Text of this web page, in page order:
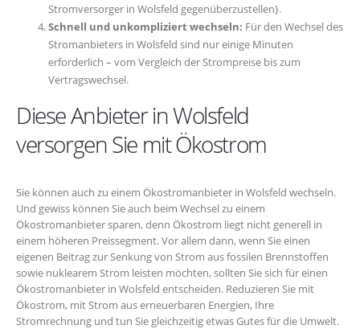
Stromversorger in Wolsfeld gegenüberzustellen}.
Schnell und unkompliziert wechseln: Für den Wechsel des
Stromanbieters in Wolsfeld sind nur einige Minuten
erforderlich – vom Vergleich der Strompreise bis zum
Vertragswechsel.
Diese Anbieter in Wolsfeld
versorgen Sie mit Ökostrom
Sie können auch zu einem Ökostromanbieter in Wolsfeld wechseln.
Und gewiss können Sie auch beim Wechsel zu einem
Ökostromanbieter sparen, denn Ökostrom liegt nicht generell in
einem höheren Preissegment. Vor allem dann, wenn Sie einen
eigenen Beitrag zur Senkung von Strom aus fossilen Brennstoffen
sowie nuklearem Strom leisten möchten, sollten Sie sich für einen
Ökostromanbieter in Wolsfeld entscheiden. Reduzieren Sie mit
Ökostrom, mit Strom aus erneuerbaren Energien, Ihre
Stromrechnung und tun Sie gleichzeitig etwas Gutes für die Umwelt.